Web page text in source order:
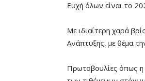
Ευχή όλων είναι το
Με ιδιαίτερη χαρά
Ανάπτυξης, με θέμα
Πρωτοβουλίες όπως η